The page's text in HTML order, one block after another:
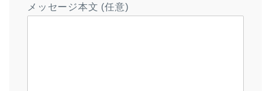
メッセージ本文 (任意)